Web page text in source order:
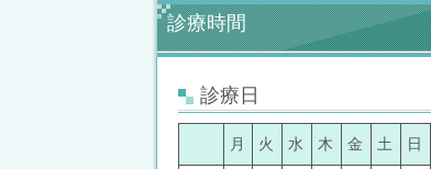
診療時間
診療日
月 火 水 木 金 土 日